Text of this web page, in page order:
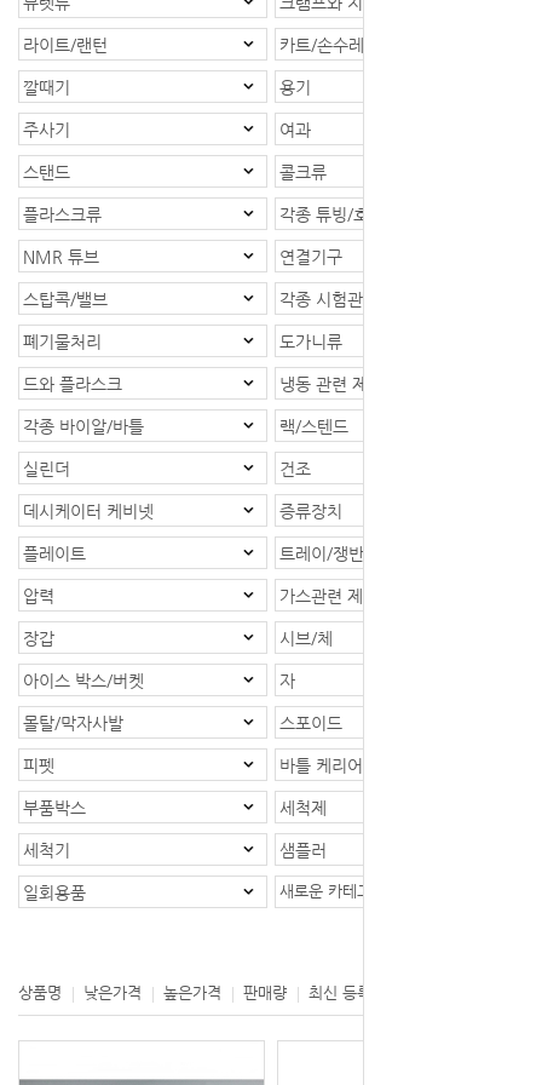
라이트/랜턴 카트/손수레
깔때기 용기
주사기 여과
스탠드 콜크류
플라스크류 각종 튜빙/호스
NMR 튜브 연결기구
스탑콕/밸브 각종 시험관
폐기물처리 도가니류
드와 플라스크 냉동 관련 제품
각종 바이알/바틀 랙/스텐드
실린더 건조
데시케이터 케비넷 증류장치
플레이트 트레이/쟁반
압력 가스관련 제품
장갑 시브/체
아이스 박스/버켓 자
몰탈/막자사발 스포이드
피펫 바틀 케리어/바틀랙
부품박스 세척제
세척기 샘플러
일회용품 새로운 카테고리
상품명 낮은가격 높은가격 판매량 최신 등록